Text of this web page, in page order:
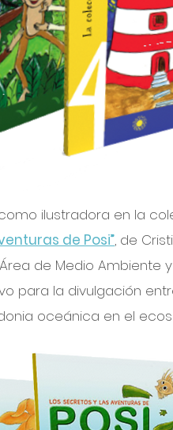
ilustradora en la
de Posi”, de
de Medio Ambiente
para la divulgación
oceánica en el